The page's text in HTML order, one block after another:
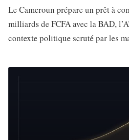
Le Cameroun prépare un prêt à
milliards de FCFA avec la BAD,
contexte politique scruté par les